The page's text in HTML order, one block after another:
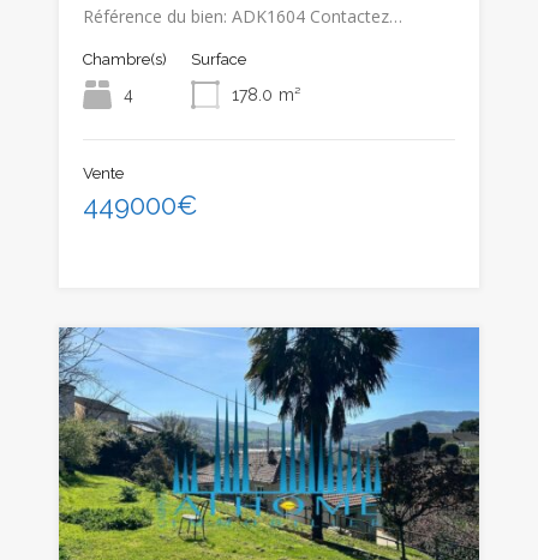
Référence du bien: ADK1604 Contactez…
Chambre(s)
4
Surface
178.0 m²
Vente
449000€